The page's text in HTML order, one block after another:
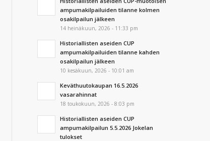
ampumakilpailuiden tilanne kolmen
osakilpailun jälkeen
14 heinäkuun, 2026 - 11:33 pm
Historiallisten aseiden CUP
ampumakilpailuiden tilanne kahden
osakilpailun jälkeen
10 kesäkuun, 2026 - 10:01 am
Keväthuutokaupan 16.5.2026
vasarahinnat
18 toukokuun, 2026 - 8:03 pm
Historiallisten aseiden CUP
ampumakilpailun 5.5.2026 Jokelan
tulokset